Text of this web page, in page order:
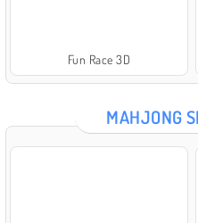
Fun Race 3D
MAHJONG